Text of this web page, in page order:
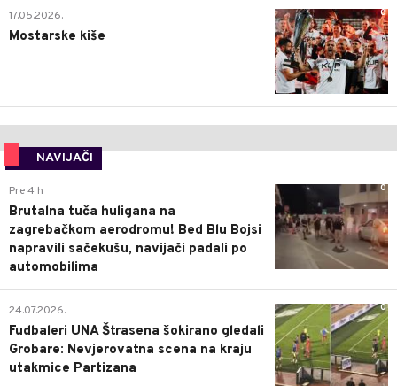
0
17.05.2026.
Mostarske kiše
NAVIJAČI
0
Pre 4 h
Brutalna tuča huligana na
zagrebačkom aerodromu! Bed Blu Bojsi
napravili sačekušu, navijači padali po
automobilima
0
24.07.2026.
Fudbaleri UNA Štrasena šokirano gledali
Grobare: Nevjerovatna scena na kraju
utakmice Partizana